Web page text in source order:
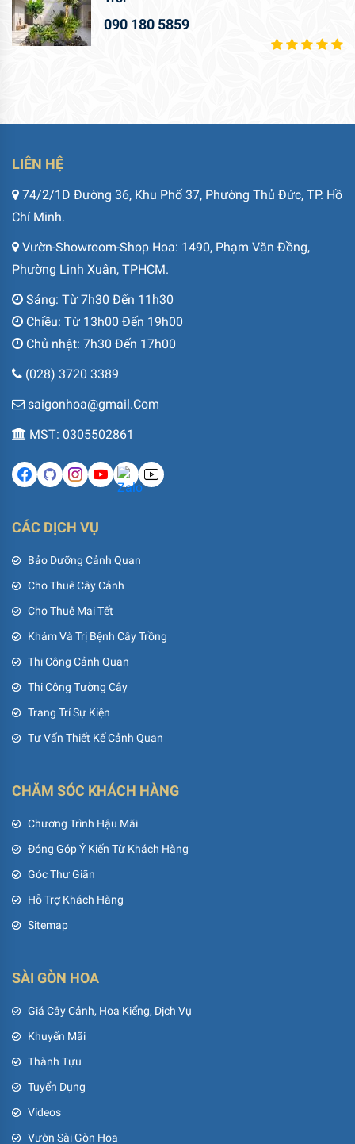
090 180 5859
LIÊN HỆ
74/2/1D Đường 36, Khu Phố 37, Phường Thủ Đức, TP. Hồ
Chí Minh.
Vườn-Showroom-Shop Hoa: 1490, Phạm Văn Đồng,
Phường Linh Xuân, TPHCM.
Sáng: Từ 7h30 Đến 11h30
Chiều: Từ 13h00 Đến 19h00
Chủ nhật: 7h30 Đến 17h00
(028) 3720 3389
saigonhoa@gmail.Com
MST: 0305502861
CÁC DỊCH VỤ
Bảo Dưỡng Cảnh Quan
Cho Thuê Cây Cảnh
Cho Thuê Mai Tết
Khám Và Trị Bệnh Cây Trồng
Thi Công Cảnh Quan
Thi Công Tường Cây
Trang Trí Sự Kiện
Tư Vấn Thiết Kế Cảnh Quan
CHĂM SÓC KHÁCH HÀNG
Chương Trình Hậu Mãi
Đóng Góp Ý Kiến Từ Khách Hàng
Góc Thư Giãn
Hỗ Trợ Khách Hàng
Sitemap
SÀI GÒN HOA
Giá Cây Cảnh, Hoa Kiểng, Dịch Vụ
Khuyến Mãi
Thành Tựu
Tuyển Dụng
Videos
Vườn Sài Gòn Hoa